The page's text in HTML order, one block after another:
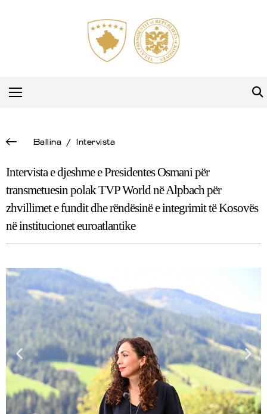
Ballina/ Intervista
Intervista e djeshme e Presidentes Osmani për
transmetuesin polak TVP World në Alpbach për
zhvillimet e fundit dhe rëndësinë e integrimit të Kosovës
në institucionet euroatlantike